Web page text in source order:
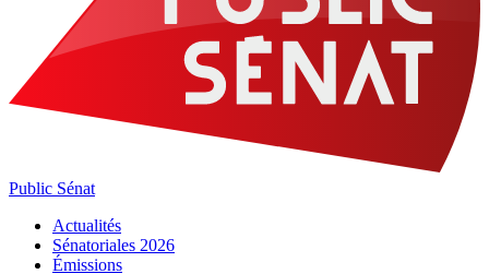
Public Sénat
Actualités
Sénatoriales 2026
Émissions